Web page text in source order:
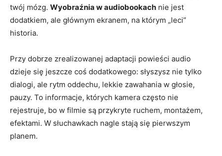
twój mózg. Wyobraźnia w audiobookach nie jest
dodatkiem, ale głównym ekranem, na którym „leci”
historia.
Przy dobrze zrealizowanej adaptacji powieści audio
dzieje się jeszcze coś dodatkowego: słyszysz nie tylko
dialogi, ale rytm oddechu, lekkie zawahania w głosie,
pauzy. To informacje, których kamera często nie
rejestruje, bo w filmie są przykryte ruchem, montażem,
efektami. W słuchawkach nagle stają się pierwszym
planem.